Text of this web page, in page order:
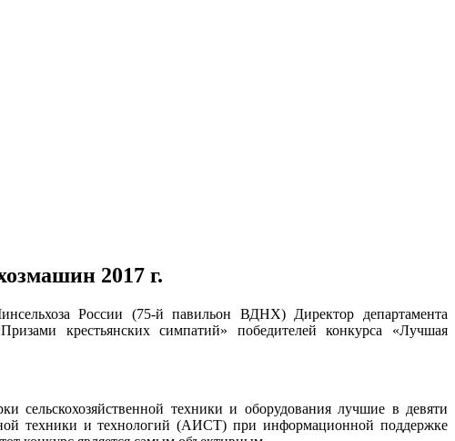
2017 г.
России (75-й павильон ВДНХ) Директор департамента
крестьянских симпатий» победителей конкурса «Лучшая
сельскохозяйственной техники и оборудования лучшие в девяти
техники и технологий (АИСТ) при информационной поддержке